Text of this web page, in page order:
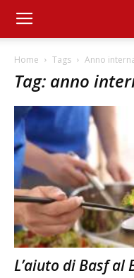
Home Tags Anno
Tag: anno
L’aiuto di Basf al